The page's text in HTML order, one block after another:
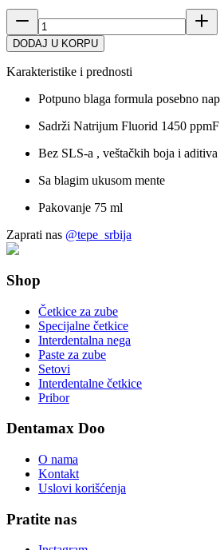
DODAJ U KORPU
Karakteristike i prednosti
Potpuno blaga formula posebno
Sadrži Natrijum Fluorid 1450 ppmF
Bez SLS-a , veštačkih boja i aditiva
Sa blagim ukusom mente
Pakovanje 75 ml
Zaprati nas @tepe_srbija
Shop
Četkice za zube
Specijalne četkice
Interdentalna nega
Paste za zube
Setovi
Interdentalne četkice
Pribor
Dentamax Doo
O nama
Kontakt
Uslovi korišćenja
Pratite nas